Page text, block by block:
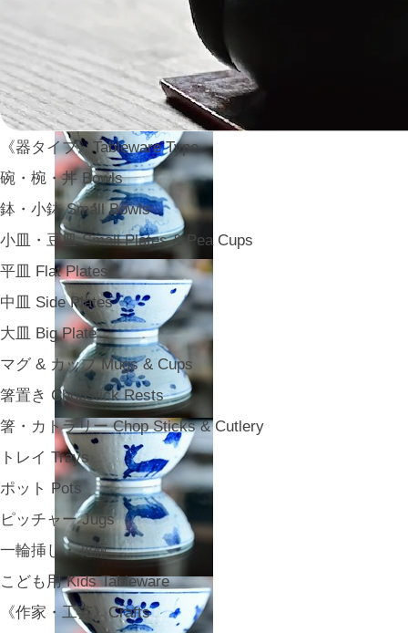
《器タイプ》Tableware Type
碗・椀・丼 Bowls
鉢・小鉢 Small Bowls
小皿・豆皿 Small Plates & Pea Cups
平皿 Flat Plates
中皿 Side Plates
大皿 Big Plate
マグ & カップ Mugs & Cups
箸置き Chopstick Rests
箸・カトラリー Chop Sticks & Cutlery
トレイ Trays
ポット Pots
ピッチャー Jugs
一輪挿し・花瓶
こども用 Kids Tableware
《作家・工芸》Crafts